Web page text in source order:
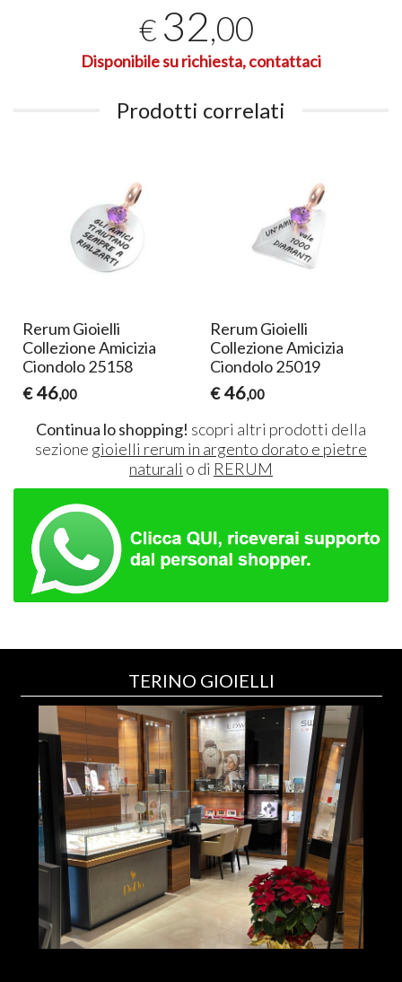
€ 32,00
Disponibile su richiesta, contattaci
Prodotti correlati
Rerum Gioielli
Collezione Amicizia
Ciondolo 25158
€ 46,00
Rerum Gioielli
Collezione Amicizia
Ciondolo 25019
€ 46,00
Continua lo shopping! scopri altri prodotti della
sezione gioielli rerum in argento dorato e pietre
naturali o di RERUM
TERINO GIOIELLI